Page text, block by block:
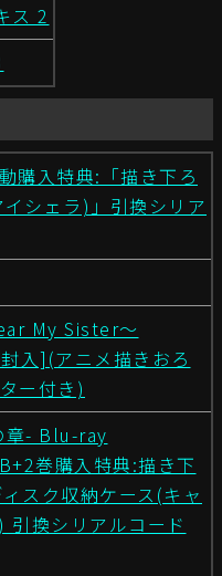
ス 2
購入特典:「描き下ろ
シェラ)」引換シリア
My Sister〜
入](アニメ描きおろ
ー付き)
章- Blu-ray
巻購入特典:描き下
スク収納ケース(キャ
引換シリアルコード